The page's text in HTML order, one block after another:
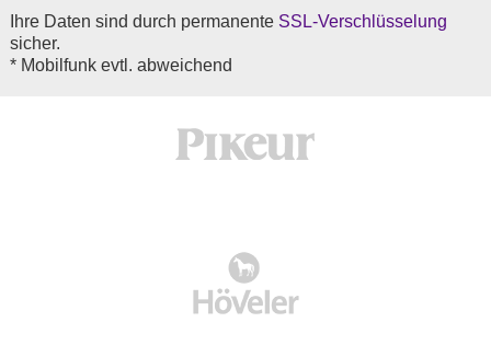
Ihre Daten sind durch permanente SSL-Verschlüsselung
sicher.
* Mobilfunk evtl. abweichend